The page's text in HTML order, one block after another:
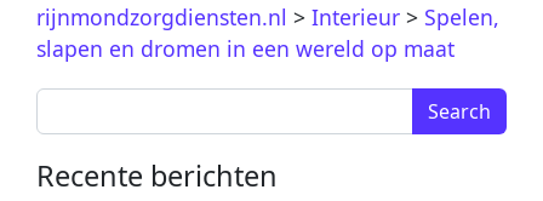
rijnmondzorgdiensten.nl > Interieur > Spelen,
slapen en dromen in een wereld op maat
Search for:
Recente berichten